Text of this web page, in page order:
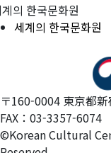
의 한국문화원
세계의 한국문화원
〒160-0004 東京都
FAX：03-3357-
©Korean Cultural